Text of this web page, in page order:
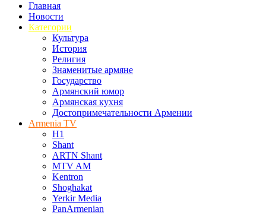
Главная
Новости
Категории
Культура
История
Религия
Знаменитые армяне
Государство
Армянский юмор
Армянская кухня
Достопримечательности Армении
Armenia TV
H1
Shant
ARTN Shant
MTV AM
Kentron
Shoghakat
Yerkir Media
PanArmenian